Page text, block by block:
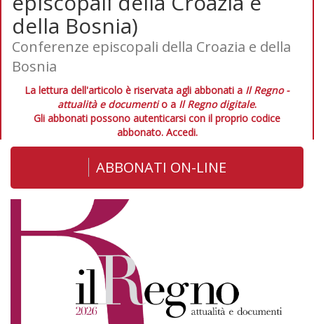
della Bosnia)
Conferenze episcopali della Croazia e della
Bosnia
La lettura dell'articolo è riservata agli abbonati a Il Regno -
attualità e documentio a Il Regno digitale.
Gli abbonati possono autenticarsi con il proprio codice
abbonato. Accedi.
ABBONATI ON-LINE